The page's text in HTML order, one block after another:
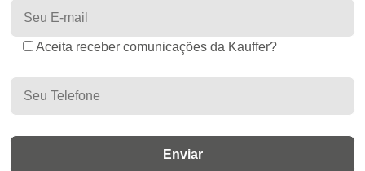
Aceita receber comunicações da Kauffer?